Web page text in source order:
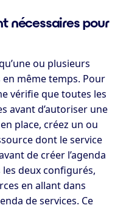
nécessaires pour
ou plusieurs
même temps. Pour
vérifie que toutes les
avant d’autoriser une
place, créez un ou
dont le service
de créer l’agenda
deux configurés,
en allant dans
de services. Ce